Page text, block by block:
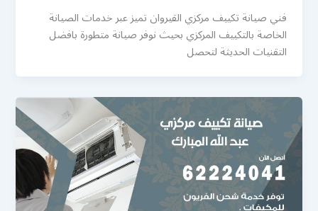
فني صيانة تكييف مركزي القيروان تميز عبر خدمات الصيانة
الخاصة بالتكييف المركزي بحيث نوفر صيانة متطورة بافضل
التقنيات الحديثة لتحصل